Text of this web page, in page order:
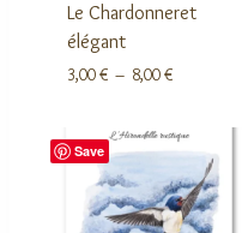
Le Chardonneret
élégant
3,00€ – 8,00€Plage
3,00 €
à
8,00 €
Save